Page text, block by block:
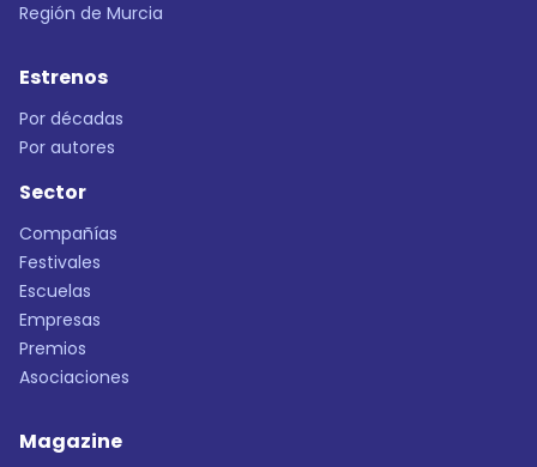
Región de Murcia
Estrenos
Por décadas
Por autores
Sector
Compañías
Festivales
Escuelas
Empresas
Premios
Asociaciones
Magazine